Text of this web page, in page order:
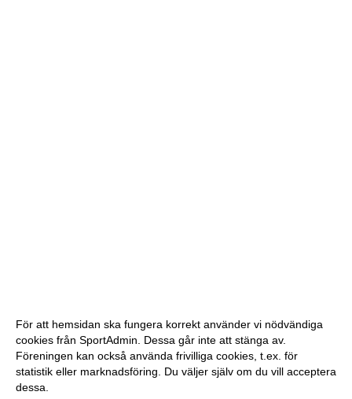
För att hemsidan ska fungera korrekt använder vi nödvändiga
cookies från SportAdmin. Dessa går inte att stänga av.
Föreningen kan också använda frivilliga cookies, t.ex. för
statistik eller marknadsföring. Du väljer själv om du vill acceptera
dessa.